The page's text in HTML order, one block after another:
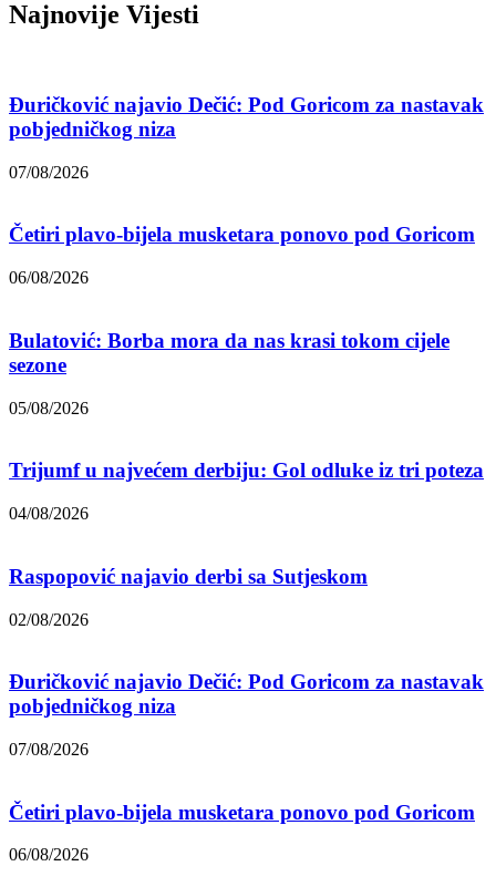
Najnovije Vijesti
Đuričković najavio Dečić: Pod Goricom za nastavak
pobjedničkog niza
07/08/2026
Četiri plavo-bijela musketara ponovo pod Goricom
06/08/2026
Bulatović: Borba mora da nas krasi tokom cijele
sezone
05/08/2026
Trijumf u najvećem derbiju: Gol odluke iz tri poteza
04/08/2026
Raspopović najavio derbi sa Sutjeskom
02/08/2026
Đuričković najavio Dečić: Pod Goricom za nastavak
pobjedničkog niza
07/08/2026
Četiri plavo-bijela musketara ponovo pod Goricom
06/08/2026